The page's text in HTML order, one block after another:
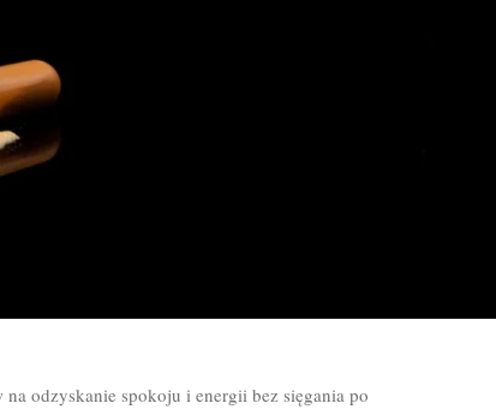
odzyskanie spokoju i energii bez sięgania po